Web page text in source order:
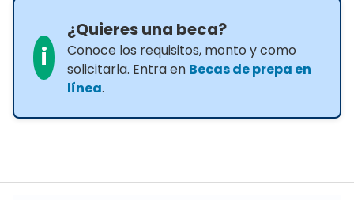
i
¿Quieres una beca?
Conoce los requisitos, monto y como
solicitarla. Entra en Becas de prepa en
línea.